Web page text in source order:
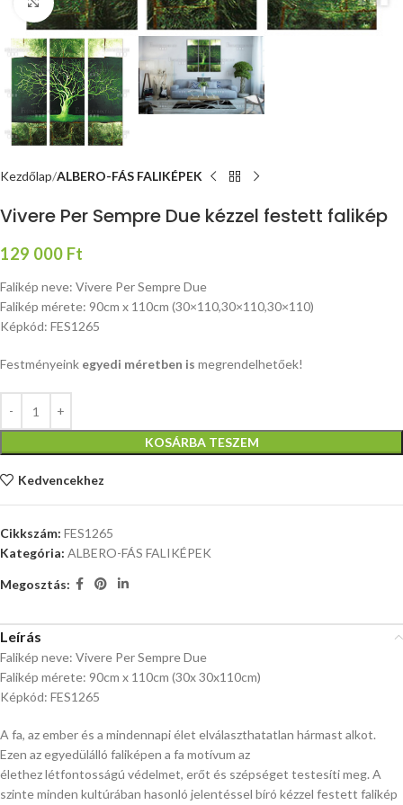
Kezdőlap ALBERO-FÁS FALIKÉPEK
Vivere Per Sempre Due kézzel festett falikép
129 000 Ft
Falikép neve: Vivere Per Sempre Due
Falikép mérete: 90cm x 110cm (30×110,30×110,30×110)
Képkód: FES1265
Festményeink egyedi méretben is megrendelhetőek!
KOSÁRBA TESZEM
Kedvencekhez
Cikkszám: FES1265
Kategória: ALBERO-FÁS FALIKÉPEK
Megosztás:
Leírás
Falikép neve: Vivere Per Sempre Due
Falikép mérete: 90cm x 110cm (30x 30x110cm)
Képkód: FES1265
A fa, az ember és a mindennapi élet elválaszthatatlan hármast alkot.
Ezen az egyedülálló faliképen a fa motívum az
élethez létfontosságú védelmet, erőt és szépséget testesíti meg. A
szinte minden kultúrában hasonló jelentéssel bíró kézzel festett falikép